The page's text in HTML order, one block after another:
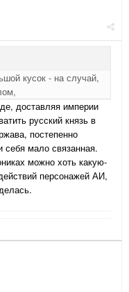
кусок - на случай,
доставляя империи
русский князь в
постепенно
мало связанная.
можно хоть какую-
персонажей АИ,